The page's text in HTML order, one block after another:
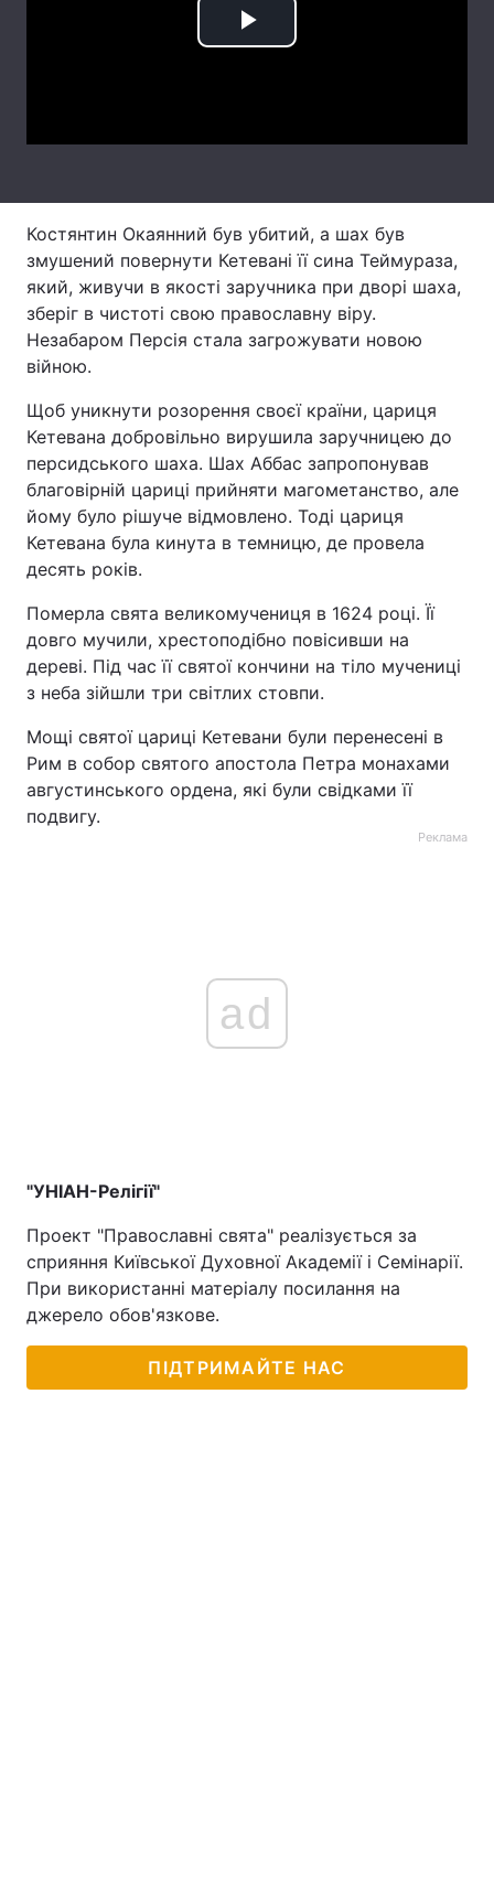
Послуги
Тема оформлення
Play
Костянтин Окаянний був убитий, а шах був
змушений повернути Кетевані її сина Теймураза,
який, живучи в якості заручника при дворі шаха,
зберіг в чистоті свою православну віру.
Незабаром Персія стала загрожувати новою
війною.
Щоб уникнути розорення своєї країни, цариця
Кетевана добровільно вирушила заручницею до
персидського шаха. Шах Аббас запропонував
благовірній цариці прийняти магометанство, але
йому було рішуче відмовлено. Тоді цариця
Кетевана була кинута в темницю, де провела
десять років.
Померла свята великомучениця в 1624 році. Її
довго мучили, хрестоподібно повісивши на
дереві. Під час її святої кончини на тіло мучениці
з неба зійшли три світлих стовпи.
Мощі святої цариці Кетевани були перенесені в
Рим в собор святого апостола Петра монахами
августинського ордена, які були свідками її
подвигу.
Реклама
ad
"УНІАН-Релігії"
Проект "Православні свята" реалізується за
сприяння Київської Духовної Академії і Семінарії.
При використанні матеріалу посилання на
джерело обов'язкове.
ПІДТРИМАЙТЕ НАС